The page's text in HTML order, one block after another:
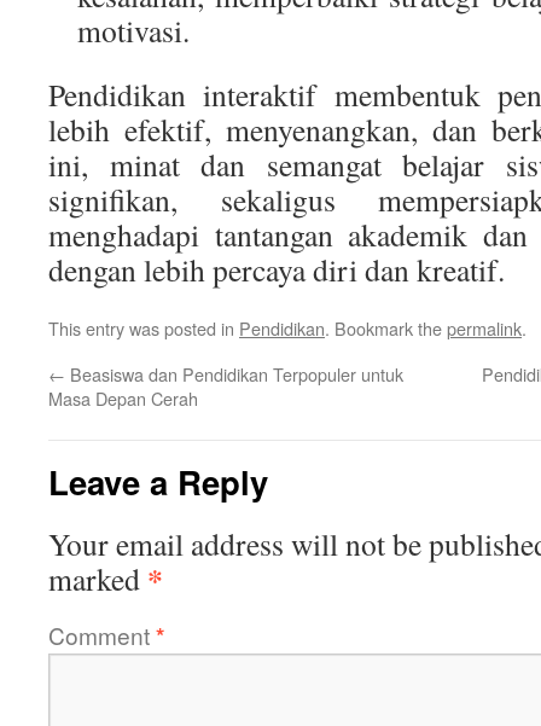
motivasi.
Pendidikan interaktif membentuk
lebih efektif, menyenangkan, dan
ini, minat dan semangat belajar
signifikan, sekaligus
menghadapi tantangan akademik
dengan lebih percaya diri dan kreatif.
This entry was posted in Pendidikan. Bookmark thepermalink.
← Beasiswa dan Pendidikan Terpopuler untuk
Masa Depan Cerah
Leave a Reply
Your email address will not be
marked *
Comment*